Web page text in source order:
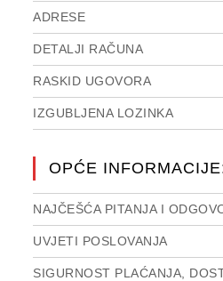
ADRESE
DETALJI RAČUNA
RASKID UGOVORA
IZGUBLJENA LOZINKA
OPĆE
NAJČEŠĆA PITANJA I
UVJETI POSLOVANJA
SIGURNOST PLAĆANJA,